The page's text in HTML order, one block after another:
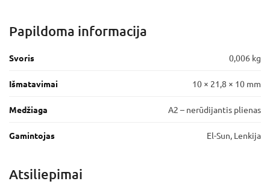
Papildoma informacija
Svoris 0,006 kg
Išmatavimai 10 × 21,8 × 10 mm
Medžiaga A2 – nerūdijantis plienas
Gamintojas El-Sun, Lenkija
Atsiliepimai